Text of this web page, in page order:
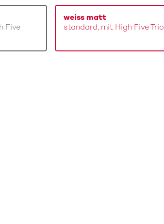
Five
weiss matt
standard, mit High Five Trio